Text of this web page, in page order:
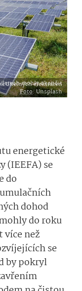
letech mohly ukončit provoz stovek uhelných elektráren
Foto: Unsplash
energetické
(IEEFA) se
do
dohod
do roku
více než
se
by pokryl